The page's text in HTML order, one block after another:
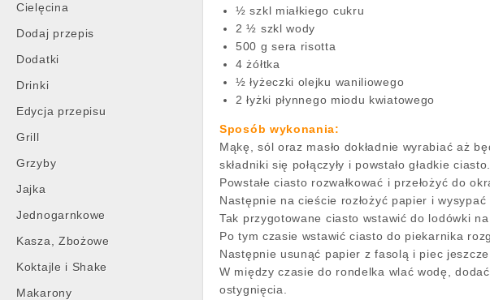
Cielęcina
Dodaj przepis
Dodatki
Drinki
Edycja przepisu
Grill
Grzyby
Jajka
Jednogarnkowe
Kasza, Zbożowe
Koktajle i Shake
Makarony
½ szkl miałkiego cukru
2 ½ szkl wody
500 g sera risotta
4 żółtka
½ łyżeczki olejku waniliowego
2 łyżki płynnego miodu kwiatowego
Sposób wykonania:
Mąkę, sól oraz masło dokładnie wyrabiać aż
składniki się połączyły i powstało gładkie ciasto.
Powstałe ciasto rozwałkować i przełożyć do
Następnie na cieście rozłożyć papier i wysypać
Tak przygotowane ciasto wstawić do lodówki na
Po tym czasie wstawić ciasto do piekarnika
Następnie usunąć papier z fasolą i piec
W między czasie do rondelka wlać wodę,
ostygnięcia.